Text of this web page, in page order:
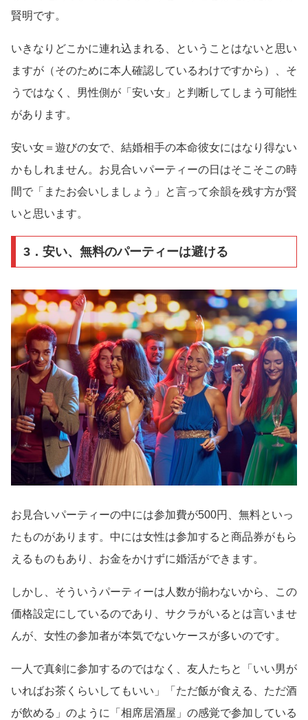
賢明です。
いきなりどこかに連れ込まれる、ということはないと思い
ますが（そのために本人確認しているわけですから）、そ
うではなく、男性側が「安い女」と判断してしまう可能性
があります。
安い女＝遊びの女で、結婚相手の本命彼女にはなり得ない
かもしれません。お見合いパーティーの日はそこそこの時
間で「またお会いしましょう」と言って余韻を残す方が賢
いと思います。
3．安い、無料のパーティーは避ける
お見合いパーティーの中には参加費が500円、無料といっ
たものがあります。中には女性は参加すると商品券がもら
えるものもあり、お金をかけずに婚活ができます。
しかし、そういうパーティーは人数が揃わないから、この
価格設定にしているのであり、サクラがいるとは言いませ
んが、女性の参加者が本気でないケースが多いのです。
一人で真剣に参加するのではなく、友人たちと「いい男が
いればお茶くらいしてもいい」「ただ飯が食える、ただ酒
が飲める」のように「相席居酒屋」の感覚で参加している